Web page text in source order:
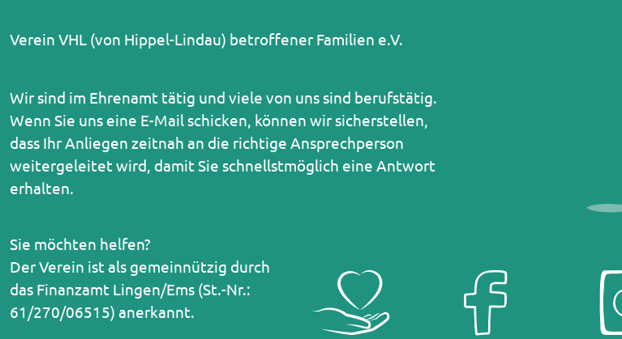
Verein VHL (von Hippel-Lindau) betroffener Familien e.V.
Wir sind im Ehrenamt tätig und viele von uns sind berufstätig.
Wenn Sie uns eine E-Mail schicken, können wir sicherstellen,
dass Ihr Anliegen zeitnah an die richtige Ansprechperson
weitergeleitet wird, damit Sie schnellstmöglich eine Antwort
erhalten.
Sie möchten helfen?
Der Verein ist als gemeinnützig durch
das Finanzamt Lingen/Ems (St.-Nr.:
61/270/06515) anerkannt.